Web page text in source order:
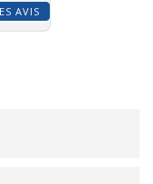
AVIS